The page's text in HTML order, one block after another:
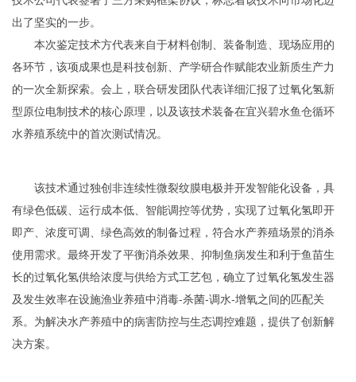
出了坚实的一步。
本次鉴定技术方代表来自于材料创制、装备制造、现场应用的
各环节，该项成果也是科技创新、产学研合作赋能农业新质生产力
的一次全新探索。会上，联合研发团队代表详细汇报了过氧化氢新
型原位电制技术的核心原理，以及该技术装备在宜兴碧水鱼仓循环
水养殖系统中的首次测试情况。
该技术通过独创非连续性微裂纹膜电极并开发智能化设备，具
有绿色低碳、运行成本低、智能调控等优势，实现了过氧化氢即开
即产、浓度可调、绿色高效的制备过程，符合水产养殖场景的消杀
使用需求。最终开发了平衡消杀效果、抑制鱼病发生和利于鱼苗生
长的过氧化氢供给浓度与供给方式工艺包，确立了过氧化氢发生器
及发生效率在设施渔业养殖中消毒-杀菌-调水-增氧之间的匹配关
系。为解决水产养殖中的病害防控与生态调控难题，提供了创新解
决方案。